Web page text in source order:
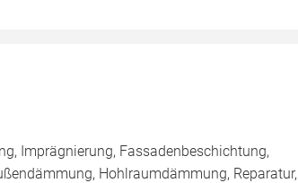
Imprägnierung, Fassadenbeschichtung,
Hohlraumdämmung, Reparatur,